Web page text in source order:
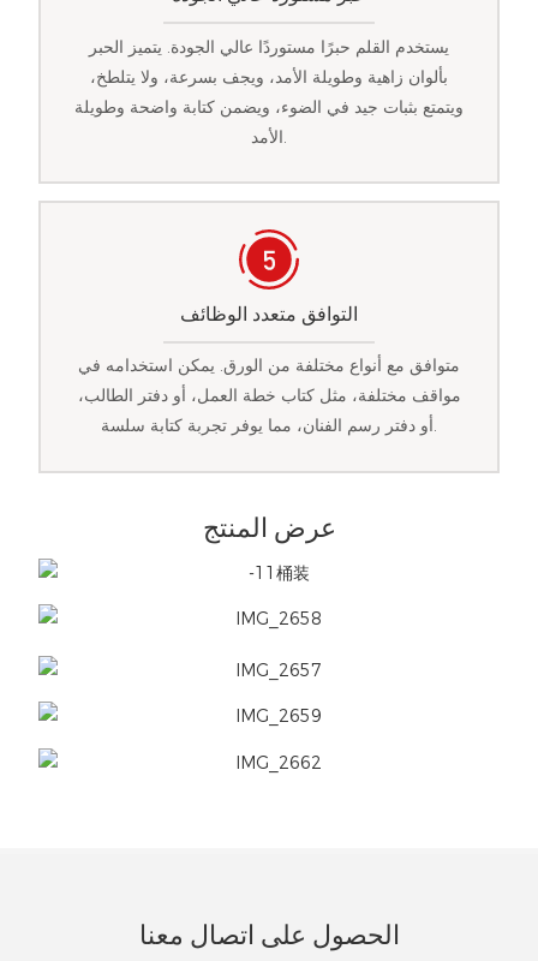
يستخدم القلم حبرًا مستوردًا عالي الجودة. يتميز الحبر
بألوان زاهية وطويلة الأمد، ويجف بسرعة، ولا يتلطخ،
ويتمتع بثبات جيد في الضوء، ويضمن كتابة واضحة وطويلة
التوافق متعدد الوظائف
متوافق مع أنواع مختلفة من الورق. يمكن استخدامه في
مواقف مختلفة، مثل كتاب خطة العمل، أو دفتر الطالب،
أو دفتر رسم الفنان، مما يوفر تجربة كتابة سلسة.
عرض المنتج
الحصول على اتصال معنا